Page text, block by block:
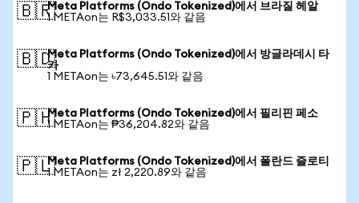
🇧🇷Meta Platforms (Ondo Tokenized)에서 브라질 헤알
1 METAon는 R$3,033.51와 같음
🇧🇩Meta Platforms (Ondo Tokenized)에서 방글라데시 타
카
1 METAon는 ৳73,645.51와 같음
🇵🇭Meta Platforms (Ondo Tokenized)에서 필리핀 페소
1 METAon는 ₱36,204.82와 같음
🇵🇱Meta Platforms (Ondo Tokenized)에서 폴란드 즐로티
1 METAon는 zł 2,220.89와 같음